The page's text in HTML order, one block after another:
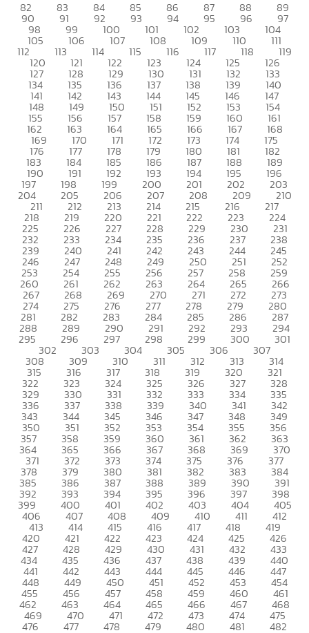
82 83 84 85 86 87 88 89
90 91 92 93 94 95 96 97
98 99 100 101 102 103 104
105 106 107 108 109 110 111
112 113 114 115 116 117 118 119
120 121 122 123 124 125 126
127 128 129 130 131 132 133
134 135 136 137 138 139 140
141 142 143 144 145 146 147
148 149 150 151 152 153 154
155 156 157 158 159 160 161
162 163 164 165 166 167 168
169 170 171 172 173 174 175
176 177 178 179 180 181 182
183 184 185 186 187 188 189
190 191 192 193 194 195 196
197 198 199 200 201 202 203
204 205 206 207 208 209 210
211 212 213 214 215 216 217
218 219 220 221 222 223 224
225 226 227 228 229 230 231
232 233 234 235 236 237 238
239 240 241 242 243 244 245
246 247 248 249 250 251 252
253 254 255 256 257 258 259
260 261 262 263 264 265 266
267 268 269 270 271 272 273
274 275 276 277 278 279 280
281 282 283 284 285 286 287
288 289 290 291 292 293 294
295 296 297 298 299 300 301
302 303 304 305 306 307
308 309 310 311 312 313 314
315 316 317 318 319 320 321
322 323 324 325 326 327 328
329 330 331 332 333 334 335
336 337 338 339 340 341 342
343 344 345 346 347 348 349
350 351 352 353 354 355 356
357 358 359 360 361 362 363
364 365 366 367 368 369 370
371 372 373 374 375 376 377
378 379 380 381 382 383 384
385 386 387 388 389 390 391
392 393 394 395 396 397 398
399 400 401 402 403 404 405
406 407 408 409 410 411 412
413 414 415 416 417 418 419
420 421 422 423 424 425 426
427 428 429 430 431 432 433
434 435 436 437 438 439 440
441 442 443 444 445 446 447
448 449 450 451 452 453 454
455 456 457 458 459 460 461
462 463 464 465 466 467 468
469 470 471 472 473 474 475
476 477 478 479 480 481 482